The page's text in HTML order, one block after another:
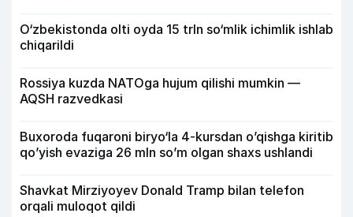
O‘zbekistonda olti oyda 15 trln so‘mlik ichimlik ishlab
chiqarildi
Rossiya kuzda NATOga hujum qilishi mumkin —
AQSH razvedkasi
Buxoroda fuqaroni biryo‘la 4-kursdan o’qishga kiritib
qo’yish evaziga 26 mln so’m olgan shaxs ushlandi
Shavkat Mirziyoyev Donald Tramp bilan telefon
orqali muloqot qildi